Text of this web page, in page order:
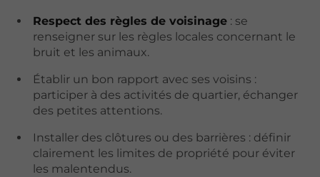
Respect des règles de voisinage: se
renseigner sur les règles locales concernant le
bruit et les animaux.
Établir un bon rapport avec ses voisins :
participer à des activités de quartier, échanger
des petites attentions.
Installer des clôtures ou des barrières : définir
clairement les limites de propriété pour éviter
les malentendus.